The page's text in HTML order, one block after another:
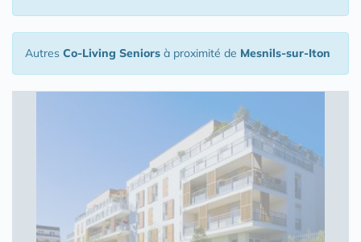
Autres Co-Living Seniors à proximité de Mesnils-sur-Iton